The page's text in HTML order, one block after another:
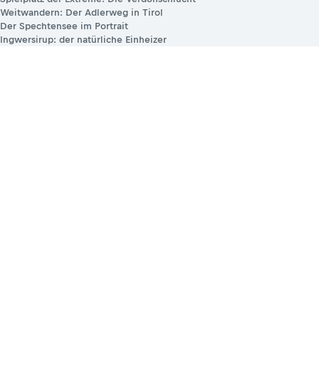
Weitwandern: Der Adlerweg in Tirol
Der Spechtensee im Portrait
Ingwersirup: der natürliche Einheizer